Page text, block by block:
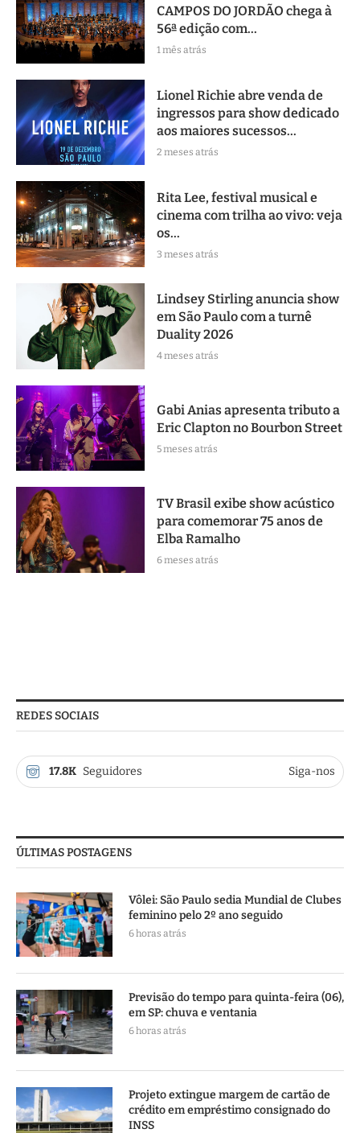
CAMPOS DO JORDÃO chega à
56ª edição com...
1 mês atrás
Lionel Richie abre venda de
ingressos para show dedicado
aos maiores sucessos...
2 meses atrás
Rita Lee, festival musical e
cinema com trilha ao vivo: veja
os...
3 meses atrás
Lindsey Stirling anuncia show
em São Paulo com a turnê
Duality 2026
4 meses atrás
Gabi Anias apresenta tributo a
Eric Clapton no Bourbon Street
5 meses atrás
TV Brasil exibe show acústico
para comemorar 75 anos de
Elba Ramalho
6 meses atrás
REDES SOCIAIS
17.8K Seguidores Siga-nos
ÚLTIMAS POSTAGENS
Vôlei: São Paulo sedia Mundial de Clubes
feminino pelo 2º ano seguido
6 horas atrás
Previsão do tempo para quinta-feira (06),
em SP: chuva e ventania
6 horas atrás
Projeto extingue margem de cartão de
crédito em empréstimo consignado do
INSS